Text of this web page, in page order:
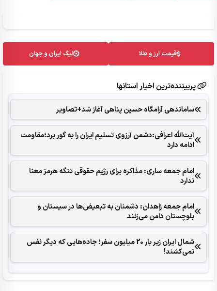
قیمت ارز و طلا لیگ ایران و جهان
پربیننده‌ترین اخبار استانها
ساماندهی آرامگاه حسین پناهی آغاز شد+تصاویر
آیت‌الله اعرافی:دشمن آرزوی تسلیم ایران را به گور برد؛مقاومت
ادامه دارد
امام جمعه ساری: مذاکره برای رژیم حقوقی تنگه هرمز معنا
ندارد
امام جمعه زاهدان: دشمنان به تبعیض‌ها در سیستان و
بلوچستان دامن می‌زنند
شمال ایران زیر بار 20 میلیون سفر؛ جاده‌هایی که دیگر نفس
نمی‌کشند!